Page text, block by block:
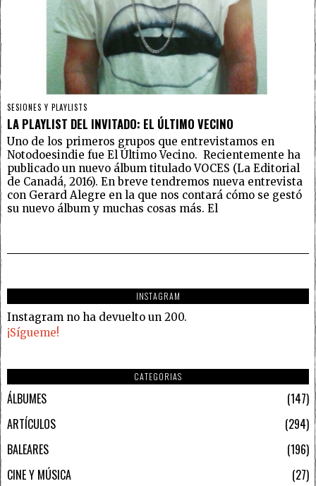
SESIONES Y PLAYLISTS
LA PLAYLIST DEL INVITADO: EL ÚLTIMO VECINO
Uno de los primeros grupos que entrevistamos en
Notodoesindie fue El Último Vecino. Recientemente ha
publicado un nuevo álbum titulado VOCES (La Editorial
de Canadá, 2016). En breve tendremos nueva entrevista
con Gerard Alegre en la que nos contará cómo se gestó
su nuevo álbum y muchas cosas más. El
INSTAGRAM
Instagram no ha devuelto un 200.
¡Sígueme!
CATEGORIAS
ÁLBUMES
147
ARTÍCULOS
294
BALEARES
196
CINE Y MÚSICA
27